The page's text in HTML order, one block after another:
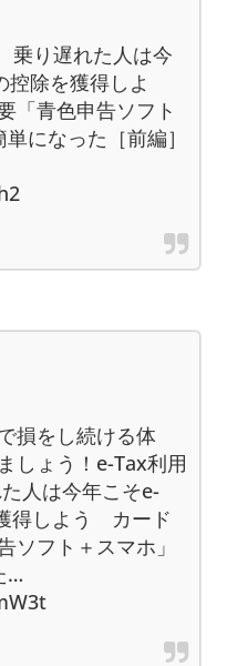
乗り遅れた人は今
除を獲得しよ
「青色申告ソフト
になった［前編］
損をし続ける体
しょう！e-Tax利用
人は今年こそe-
得しよう カード
ソフト＋スマホ」
…